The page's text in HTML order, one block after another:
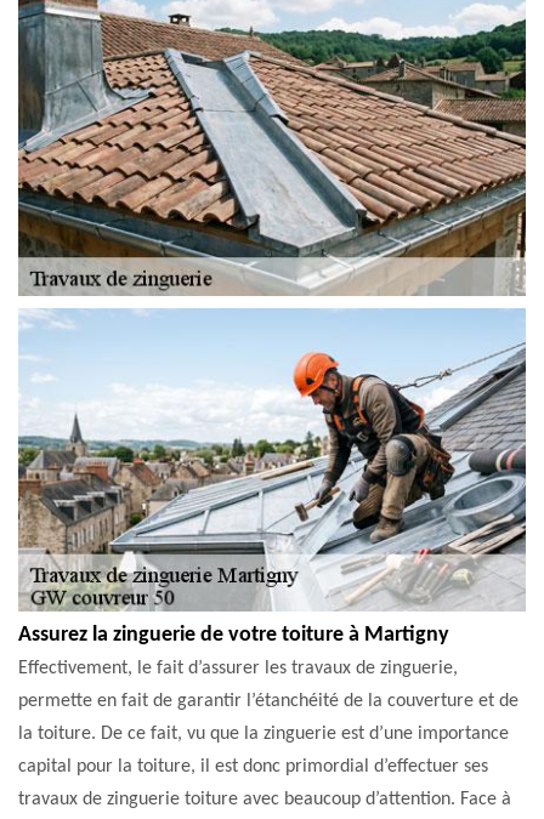
Assurez la zinguerie de votre toiture à Martigny
Effectivement, le fait d’assurer les travaux de zinguerie,
permette en fait de garantir l’étanchéité de la couverture et de
la toiture. De ce fait, vu que la zinguerie est d’une importance
capital pour la toiture, il est donc primordial d’effectuer ses
travaux de zinguerie toiture avec beaucoup d’attention. Face à